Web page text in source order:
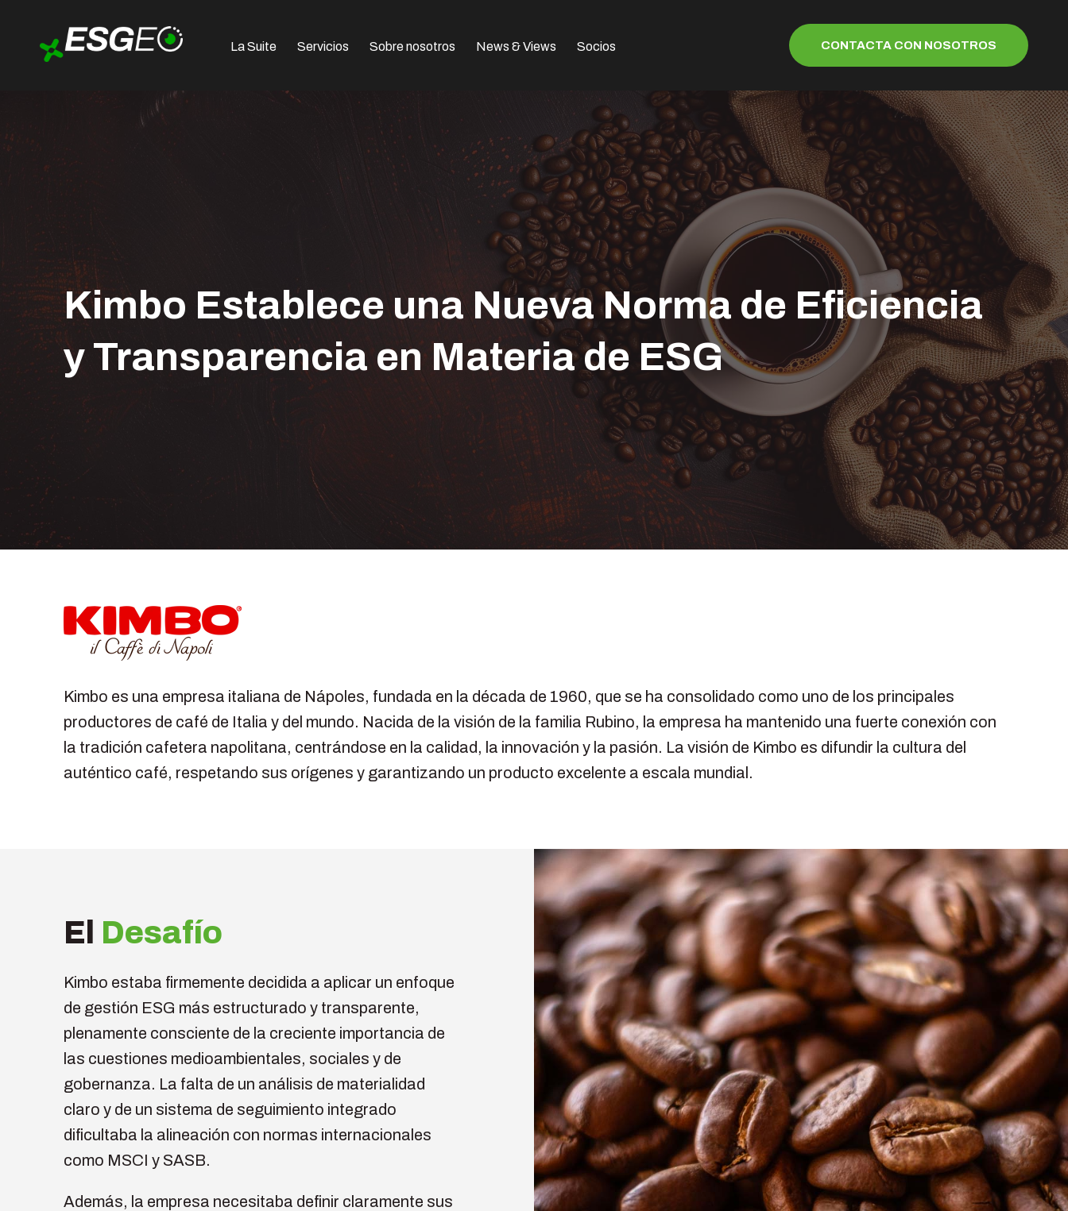
La Suite Servicios Sobre nosotros News & Views Socios CONTACTA CON NOSOTROS
Kimbo Establece una Nueva Norma de Eficiencia
y Transparencia en Materia de ESG
Kimbo es una empresa italiana de Nápoles, fundada en la década de 1960, que se ha consolidado como uno de los principales
productores de café de Italia y del mundo. Nacida de la visión de la familia Rubino, la empresa ha mantenido una fuerte conexión con
la tradición cafetera napolitana, centrándose en la calidad, la innovación y la pasión. La visión de Kimbo es difundir la cultura del
auténtico café, respetando sus orígenes y garantizando un producto excelente a escala mundial.
El Desafío
Kimbo estaba firmemente decidida a aplicar un enfoque
de gestión ESG más estructurado y transparente,
plenamente consciente de la creciente importancia de
las cuestiones medioambientales, sociales y de
gobernanza. La falta de un análisis de materialidad
claro y de un sistema de seguimiento integrado
dificultaba la alineación con normas internacionales
como MSCI y SASB.
Además, la empresa necesitaba definir claramente sus